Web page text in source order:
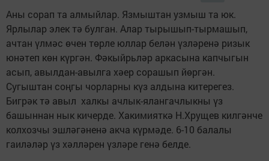
Аны сорап та алмыйлар. Язмыштан узмыш та юк.
Ярлылар элек тә булган. Алар тырышып-тырмашып,
ачтан үлмәс өчен төрле юллар белән үзләренә ризык
юнәтеп көн күргән. Фәкыйрьләр аркасына капчыгын
асып, авылдан-авылга хәер сорашып йөргән.
Сугыштан соңгы чорларны күз алдына китерегез.
Бигрәк тә авыл халкы ачлык-ялангачлыкны үз
башыннан нык кичерде. Хакимияткә Н.Хрущев килгәнче
колхозчы эшләгәненә акча күрмәде. 6-10 балалы
гаиләләр үз хәлләрен үзләре генә белде.